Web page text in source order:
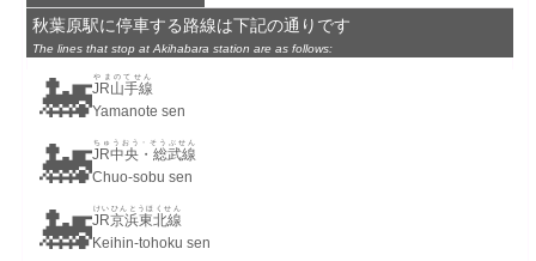
秋葉原駅に停車する路線は下記の通りです
The lines that stop at Akihabara station are as follows:
🚂JR山手線
やまのてせん
Yamanote sen
🚂JR中央・総武線
ちゅうおう・そうぶせん
Chuo-sobu sen
🚂JR京浜東北線
けいひんとうほくせん
Keihin-tohoku sen